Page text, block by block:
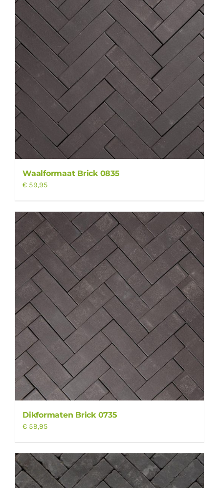
Waalformaat Brick 0835
€ 59,95
Dikformaten Brick 0735
€ 59,95